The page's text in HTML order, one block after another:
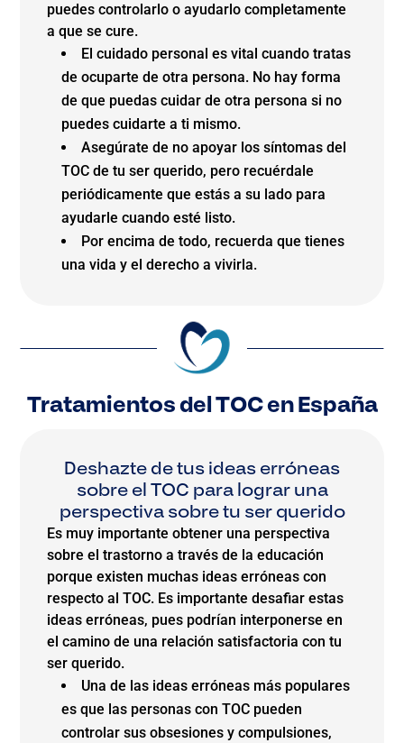
puedes controlarlo o ayudarlo completamente
a que se cure.
El cuidado personal es vital cuando tratas
de ocuparte de otra persona. No hay forma
de que puedas cuidar de otra persona si no
puedes cuidarte a ti mismo.
Asegúrate de no apoyar los síntomas del
TOC de tu ser querido, pero recuérdale
periódicamente que estás a su lado para
ayudarle cuando esté listo.
Por encima de todo, recuerda que tienes
una vida y el derecho a vivirla.
Tratamientos del TOC en España
Deshazte de tus ideas erróneas
sobre el TOC para lograr una
perspectiva sobre tu ser querido
Es muy importante obtener una perspectiva
sobre el trastorno a través de la educación
porque existen muchas ideas erróneas con
respecto al TOC. Es importante desafiar estas
ideas erróneas, pues podrían interponerse en
el camino de una relación satisfactoria con tu
ser querido.
Una de las ideas erróneas más populares
es que las personas con TOC pueden
controlar sus obsesiones y compulsiones,